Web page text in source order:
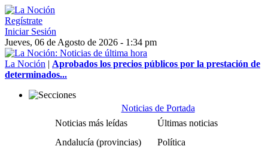
Regístrate
Iniciar Sesión
Jueves, 06 de Agosto de 2026 - 1:34 pm
La Noción | Aprobados los precios públicos por la prestación de
determinados...
Noticias de Portada
Noticias más leídas
Últimas noticias
Andalucía (provincias)
Política